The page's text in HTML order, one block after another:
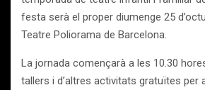
festa serà el proper diumenge 25
Teatre Poliorama de Barcelona.
La jornada començarà a les 10.30
tallers i d’altres activitats gratuïtes per